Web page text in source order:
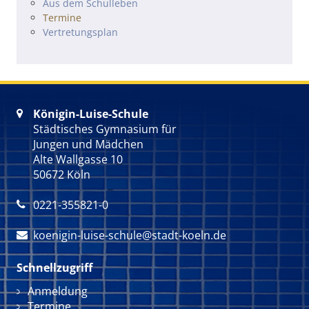
Navigation überspringen
Aus dem Schulleben
Termine
Vertretungsplan

Königin-Luise-Schule
Städtisches Gymnasium für
Jungen und Mädchen
Alte Wallgasse 10
50672 Köln
 0221-355821-0
 koenigin-luise-schule@stadt-koeln.de
Schnellzugriff
Navigation überspringen
Anmeldung